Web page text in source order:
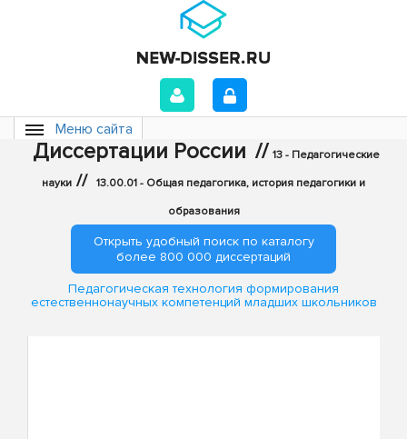
Меню сайта
Диссертации России // 13 - Педагогические
науки // 13.00.01 - Общая педагогика, история педагогики и
образования
Открыть удобный поиск по каталогу
более 800 000 диссертаций
Педагогическая технология формирования
естественнонаучных компетенций младших школьников